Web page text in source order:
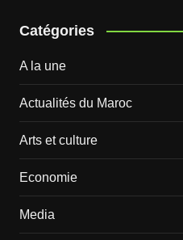
Catégories
A la une
Actualités du Maroc
Arts et culture
Economie
Media